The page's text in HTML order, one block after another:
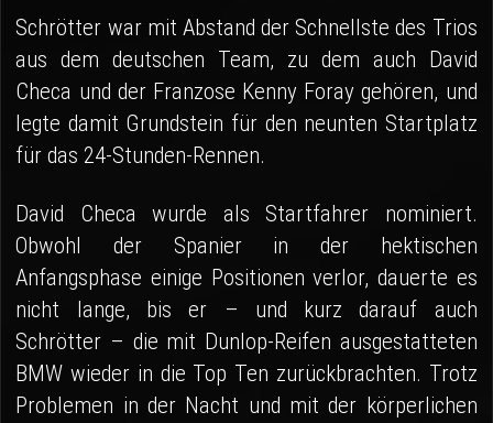
Schrötter war mit Abstand der Schnellste des Trios
aus dem deutschen Team, zu dem auch David
Checa und der Franzose Kenny Foray gehören, und
legte damit Grundstein für den neunten Startplatz
für das 24-Stunden-Rennen.
David Checa wurde als Startfahrer nominiert.
Obwohl der Spanier in der hektischen
Anfangsphase einige Positionen verlor, dauerte es
nicht lange, bis er – und kurz darauf auch
Schrötter – die mit Dunlop-Reifen ausgestatteten
BMW wieder in die Top Ten zurückbrachten. Trotz
Problemen in der Nacht und mit der körperlichen